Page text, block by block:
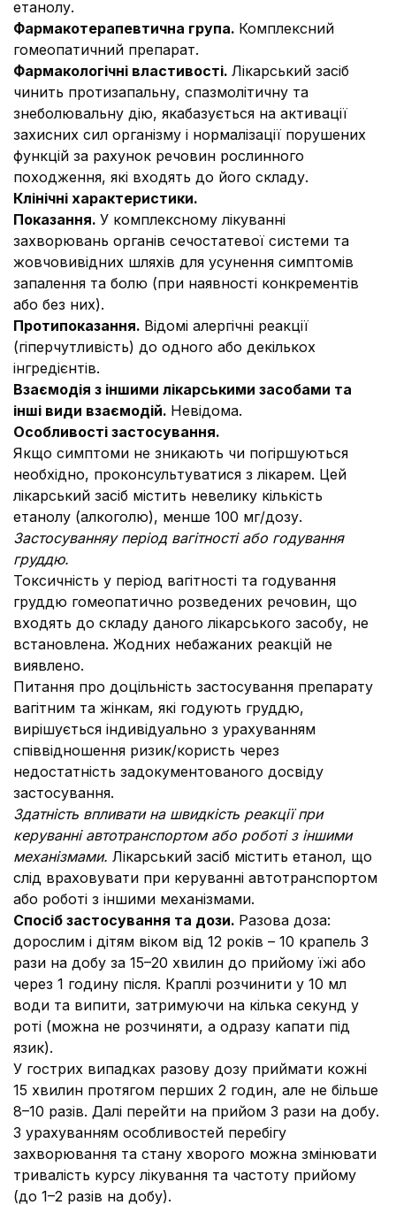
етанолу.
Фармакотерапевтична група. Комплексний
гомеопатичний препарат.
Фармакологічні властивості. Лікарський засіб
чинить протизапальну, спазмолітичну та
знеболювальну дію, якабазується на активації
захисних сил організму і нормалізації порушених
функцій за рахунок речовин рослинного
походження, які входять до його складу.
Клінічні характеристики.
Показання. У комплексному лікуванні
захворювань органів сечостатевої системи та
жовчовивідних шляхів для усунення симптомів
запалення та болю (при наявності конкрементів
або без них).
Протипоказання. Відомі алергічні реакції
(гіперчутливість) до одного або декількох
інгредієнтів.
Взаємодія з іншими лікарськими засобами та
інші види взаємодій. Невідома.
Особливості застосування.
Якщо симптоми не зникають чи погіршуються
необхідно, проконсультуватися з лікарем. Цей
лікарський засіб містить невелику кількість
етанолу (алкоголю), менше 100 мг/дозу.
Застосуванняу період вагітності або годування
груддю.
Токсичність у період вагітності та годування
груддю гомеопатично розведених речовин, що
входять до складу даного лікарського засобу, не
встановлена. Жодних небажаних реакцій не
виявлено.
Питання про доцільність застосування препарату
вагітним та жінкам, які годують груддю,
вирішується індивідуально з урахуванням
співвідношення ризик/користь через
недостатність задокументованого досвіду
застосування.
Здатність впливати на швидкість реакції при
керуванні автотранспортом або роботі з іншими
механізмами. Лікарський засіб містить етанол, що
слід враховувати при керуванні автотранспортом
або роботі з іншими механізмами.
Спосіб застосування та дози. Разова доза:
дорослим і дітям віком від 12 років – 10 крапель 3
рази на добу за 15–20 хвилин до прийому їжі або
через 1 годину після. Краплі розчинити у 10 мл
води та випити, затримуючи на кілька секунд у
роті (можна не розчиняти, а одразу капати під
язик).
У гострих випадках разову дозу приймати кожні
15 хвилин протягом перших 2 годин, але не більше
8–10 разів. Далі перейти на прийом 3 рази на добу.
З урахуванням особливостей перебігу
захворювання та стану хворого можна змінювати
тривалість курсу лікування та частоту прийому
(до 1–2 разів на добу).